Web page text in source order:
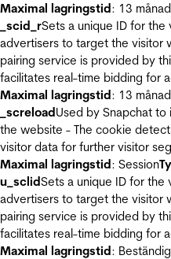
Maximal lagringstid: 13
_scid_rSets a unique ID for
advertisers to target the visitor
pairing service is provided by
facilitates real-time bidding for
Maximal lagringstid: 13
_screloadUsed by Snapchat
the website - The cookie
visitor data for further visitor
Maximal lagringstid: Session
u_sclidSets a unique ID for
advertisers to target the visitor
pairing service is provided by
facilitates real-time bidding for
Maximal lagringstid: Beständig